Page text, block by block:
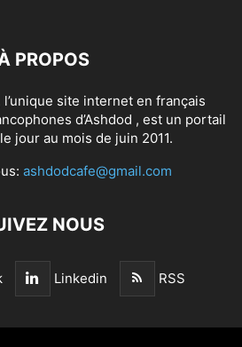
PROPOS
l’unique site internet en français
d’Ashdod , est un portail
jour au mois de juin 2011.
ashdodcafe@gmail.com
NOUS
Linkedin RSS